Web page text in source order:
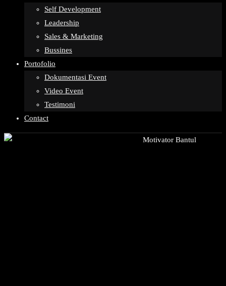
Self Development
Leadership
Sales & Marketing
Bussines
Portofolio
Dokumentasi Event
Video Event
Testimoni
Contact